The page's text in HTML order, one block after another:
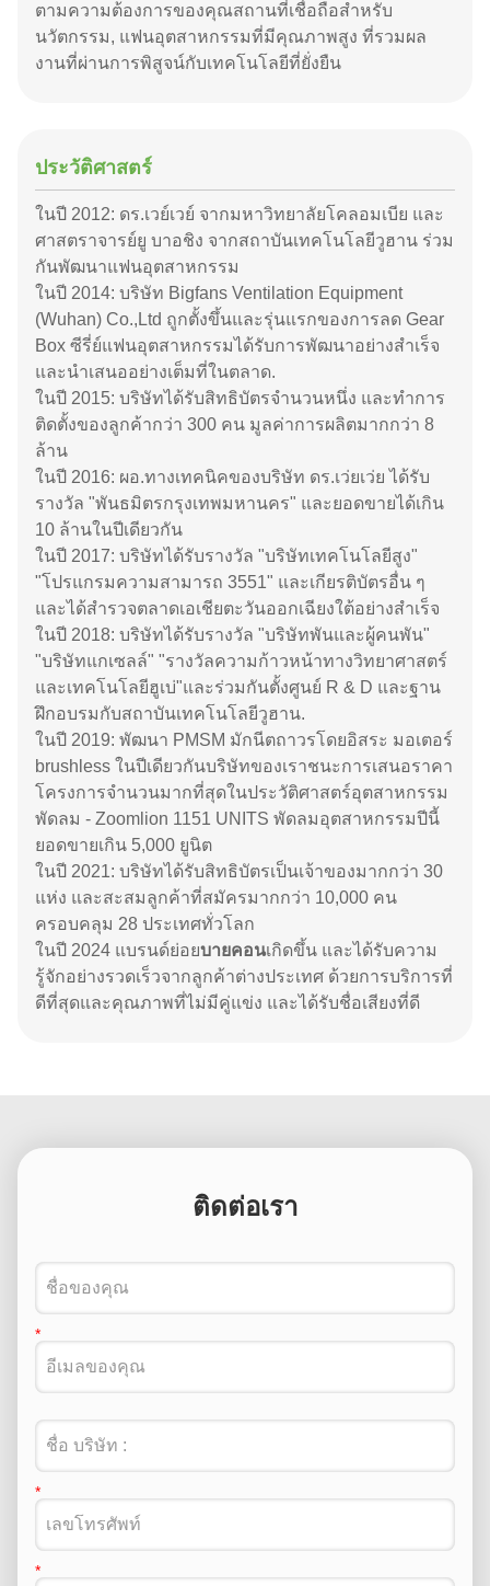
ตามความต้องการของคุณสถานที่เชื่อถือสําหรับ
นวัตกรรม, แฟนอุตสาหกรรมที่มีคุณภาพสูง ที่รวมผล
งานที่ผ่านการพิสูจน์กับเทคโนโลยีที่ยั่งยืน
ประวัติศาสตร์
ในปี 2012: ดร.เวย์เวย์ จากมหาวิทยาลัยโคลอมเบีย และ
ศาสตราจารย์ยู บาอชิง จากสถาบันเทคโนโลยีวูฮาน ร่วม
กันพัฒนาแฟนอุตสาหกรรม
ในปี 2014: บริษัท Bigfans Ventilation Equipment
(Wuhan) Co.,Ltd ถูกตั้งขึ้นและรุ่นแรกของการลด Gear
Box ซีรี่ย์แฟนอุตสาหกรรมได้รับการพัฒนาอย่างสําเร็จ
และนําเสนออย่างเต็มที่ในตลาด.
ในปี 2015: บริษัทได้รับสิทธิบัตรจํานวนหนึ่ง และทําการ
ติดตั้งของลูกค้ากว่า 300 คน มูลค่าการผลิตมากกว่า 8
ล้าน
ในปี 2016: ผอ.ทางเทคนิคของบริษัท ดร.เว่ยเว่ย ได้รับ
รางวัล "พันธมิตรกรุงเทพมหานคร" และยอดขายได้เกิน
10 ล้านในปีเดียวกัน
ในปี 2017: บริษัทได้รับรางวัล "บริษัทเทคโนโลยีสูง"
"โปรแกรมความสามารถ 3551" และเกียรติบัตรอื่น ๆ
และได้สํารวจตลาดเอเชียตะวันออกเฉียงใต้อย่างสําเร็จ
ในปี 2018: บริษัทได้รับรางวัล "บริษัทพันและผู้คนพัน"
"บริษัทแกเซลล์" "รางวัลความก้าวหน้าทางวิทยาศาสตร์
และเทคโนโลยีฮูเบ่"และร่วมกันตั้งศูนย์ R & D และฐาน
ฝึกอบรมกับสถาบันเทคโนโลยีวูฮาน.
ในปี 2019: พัฒนา PMSM มักนีตถาวรโดยอิสระ มอเตอร์
brushless ในปีเดียวกันบริษัทของเราชนะการเสนอราคา
โครงการจํานวนมากที่สุดในประวัติศาสตร์อุตสาหกรรม
พัดลม - Zoomlion 1151 UNITS พัดลมอุตสาหกรรมปีนี้
ยอดขายเกิน 5,000 ยูนิต
ในปี 2021: บริษัทได้รับสิทธิบัตรเป็นเจ้าของมากกว่า 30
แห่ง และสะสมลูกค้าที่สมัครมากกว่า 10,000 คน
ครอบคลุม 28 ประเทศทั่วโลก
ในปี 2024 แบรนด์ย่อยบายคอนเกิดขึ้น และได้รับความ
รู้จักอย่างรวดเร็วจากลูกค้าต่างประเทศ ด้วยการบริการที่
ดีที่สุดและคุณภาพที่ไม่มีคู่แข่ง และได้รับชื่อเสียงที่ดี
ติดต่อเรา